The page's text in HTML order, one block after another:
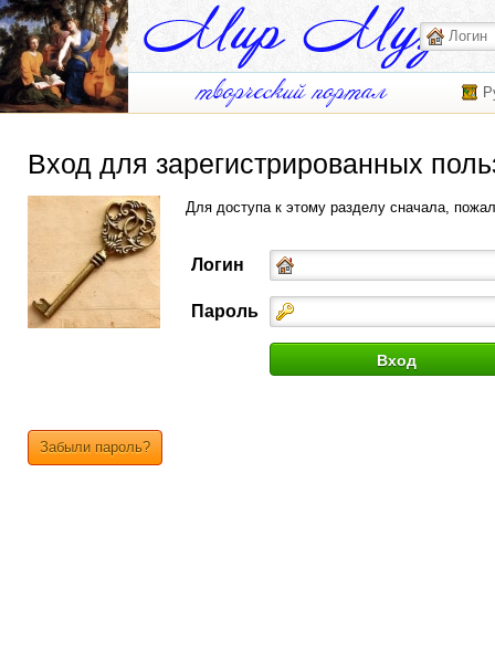
Вход для зарегистрированных
Для доступа к этому разделу сначала,
Логин
Пароль
Забыли пароль?